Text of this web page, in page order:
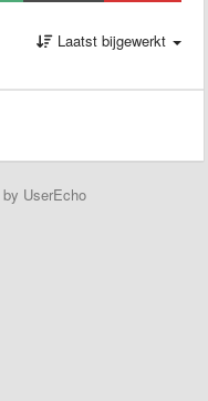
Laatst bijgewerkt
by UserEcho